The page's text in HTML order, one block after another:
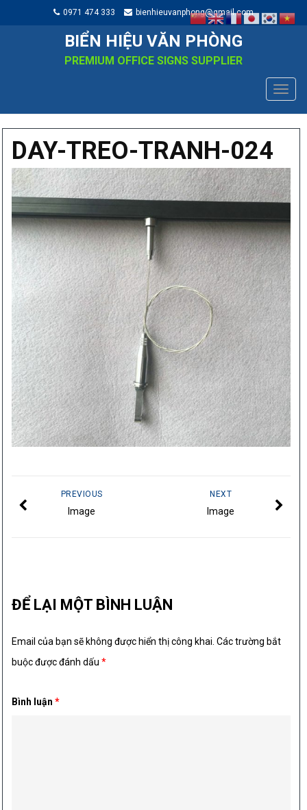
0971 474 333 bienhieuvanphong@gmail.com
BIỂN HIỆU VĂN PHÒNG
PREMIUM OFFICE SIGNS SUPPLIER
DAY-TREO-TRANH-024
NEXT
Image
PREVIOUS
Image
ĐỂ LẠI MỘT BÌNH LUẬN
Email của bạn sẽ không được hiển thị công khai. Các trường bắt
buộc được đánh dấu*
Bình luận*